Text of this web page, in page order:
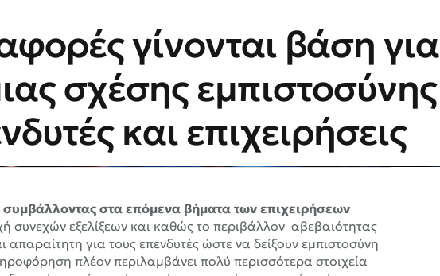
γίνονται βάση για
σχέσης εμπιστοσύνης
και επιχειρήσεις
στα επόμενα βήματα των επιχειρήσεων
συνεχών εξελίξεων και καθώς το περιβάλλον αβεβαιότητας
για τους επενδυτές ώστε να δείξουν εμπιστοσύνη
πλέον περιλαμβάνει πολύ περισσότερα στοιχεία